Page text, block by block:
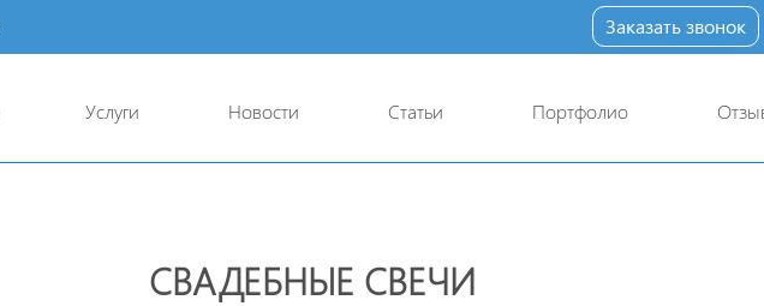
Заказать звонок
Услуги Новости Статьи Портфолио
СВАДЕБНЫЕ СВЕЧИ